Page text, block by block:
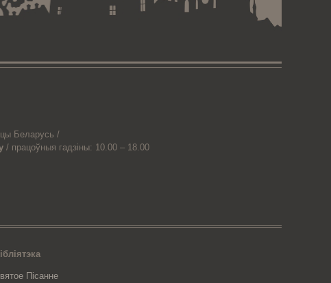
Беларусь /
/ працоўныя гадзіны: 10.00 – 18.00
Пісанне